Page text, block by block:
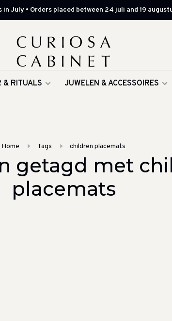
July • Orders placed between 24 juli and 19
& RITUALS JUWELEN & ACCESSOIRES
Home Tags children placemats
getagd met
placemats